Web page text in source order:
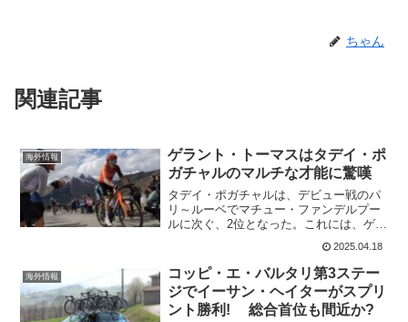
ちゃん
関連記事
海外情報
ゲラント・トーマスはタデイ・ポ
ガチャルのマルチな才能に驚嘆
タデイ・ポガチャルは、デビュー戦のパ
リ～ルーベでマチュー・ファンデルプー
ルに次ぐ、2位となった。これには、ゲラ
ント・トーマスも唖然。元 INEOS
Grenadiersのチームメイトであるルー
ク・ロウとともにポッドキャスト『Watts
Oc...
2025.04.18
海外情報
コッピ・エ・バルタリ第3ステー
ジでイーサン・ヘイターがスプリ
ント勝利! 総合首位も間近か?